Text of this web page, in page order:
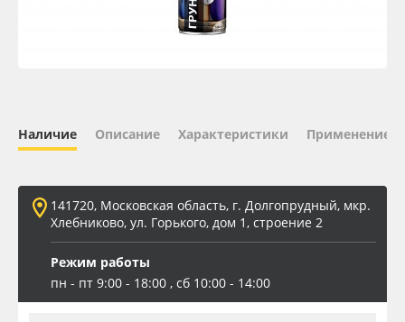
ПЭТ бэклит
Вспененный ПВХ
Наличие Описание Характеристики Применение
141720, Московская область, г. Долгопрудный, мкр.
Хлебниково, ул. Горького, дом 1, строение 2
Режим работы
пн - пт 9:00 - 18:00 , сб 10:00 - 14:00